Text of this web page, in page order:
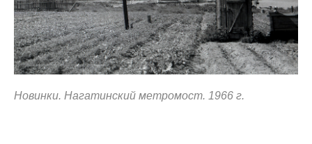
Новинки. Нагатинский метромост. 1966 г.